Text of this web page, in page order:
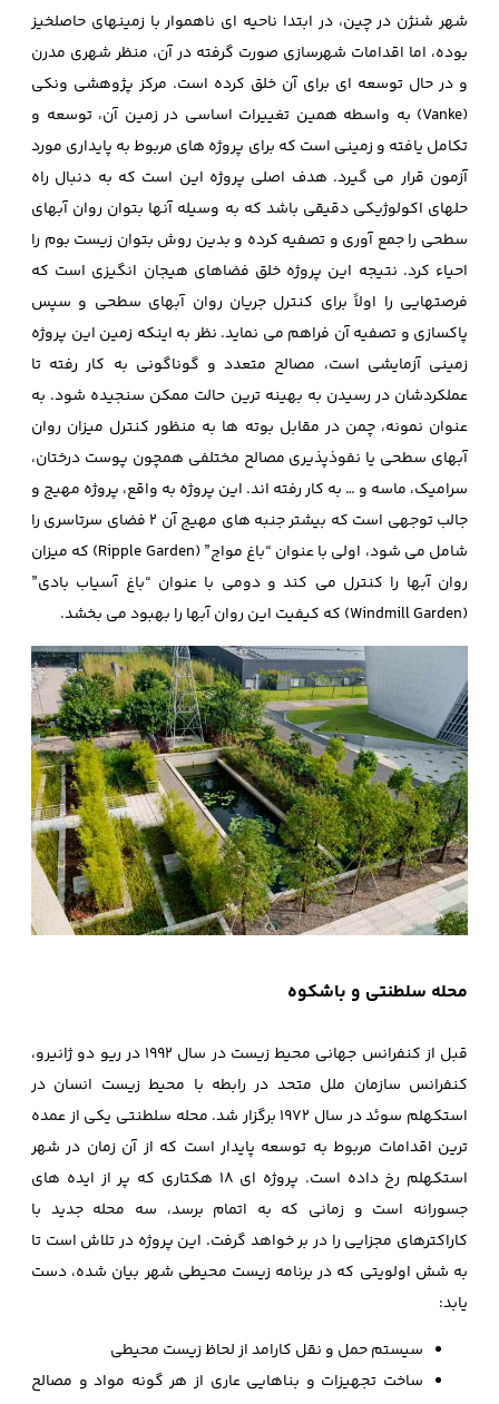
شهر شنژن در چین، در ابتدا ناحیه ای ناهموار با زمینهای حاصلخیز
بوده، اما اقدامات شهرسازی صورت گرفته در آن، منظر شهری مدرن
و در حال توسعه ای برای آن خلق کرده است. مرکز پژوهشی ونکی
(Vanke) به واسطه همین تغییرات اساسی در زمین آن، توسعه و
تکامل یافته و زمینی است که برای پروژه های مربوط به پایداری مورد
آزمون قرار می گیرد. هدف اصلی پروژه این است که به دنبال راه
حلهای اکولوژیکی دقیقی باشد که به وسیله آنها بتوان روان آبهای
سطحی را جمع آوری و تصفیه کرده و بدین روش بتوان زیست بوم را
احیاء کرد. نتیجه این پروژه خلق فضاهای هیجان انگیزی است که
فرصتهایی را اولاً برای کنترل جریان روان آبهای سطحی و سپس
پاکسازی و تصفیه آن فراهم می نماید. نظر به اینکه زمین این پروژه
زمینی آزمایشی است، مصالح متعدد و گوناگونی به کار رفته تا
عملکردشان در رسیدن به بهینه ترین حالت ممکن سنجیده شود. به
عنوان نمونه، چمن در مقابل بوته ها به منظور کنترل میزان روان
آبهای سطحی یا نفوذپذیری مصالح مختلفی همچون پوست درختان،
سرامیک، ماسه و … به کار رفته اند. این پروژه به واقع، پروژه مهیج و
جالب توجهی است که بیشتر جنبه های مهیج آن 2 فضای سرتاسری را
شامل می شود، اولی با عنوان “باغ مواج” (Ripple Garden) که میزان
روان آبها را کنترل می کند و دومی با عنوان “باغ آسیاب بادی”
(Windmill Garden) که کیفیت این روان آبها را بهبود می بخشد.
محله سلطنتی و باشکوه
قبل از کنفرانس جهانی محیط زیست در سال 1992 در ریو دو ژانیرو،
کنفرانس سازمان ملل متحد در رابطه با محیط زیست انسان در
استکهلم سوئد در سال 1972 برگزار شد. محله سلطنتی یکی از عمده
ترین اقدامات مربوط به توسعه پایدار است که از آن زمان در شهر
استکهلم رخ داده است. پروژه ای 18 هکتاری که پر از ایده های
جسورانه است و زمانی که به اتمام برسد، سه محله جدید با
کاراکترهای مجزایی را در بر خواهد گرفت. این پروژه در تلاش است تا
به شش اولویتی که در برنامه زیست محیطی شهر بیان شده، دست
یابد:
سیستم حمل و نقل کارامد از لحاظ زیست محیطی
ساخت تجهیزات و بناهایی عاری از هر گونه مواد و مصالح